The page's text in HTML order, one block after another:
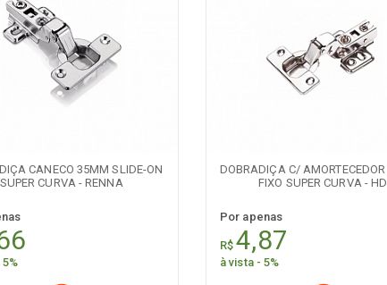
todos
CANECO 35MM SLIDE-ON
SUPER CURVA - RENNA
Quantidade:
DOBRADIÇA C/
FIXO SUPER CURVA - HD
Por apenas
R$4,87
à vista - 5%
Características